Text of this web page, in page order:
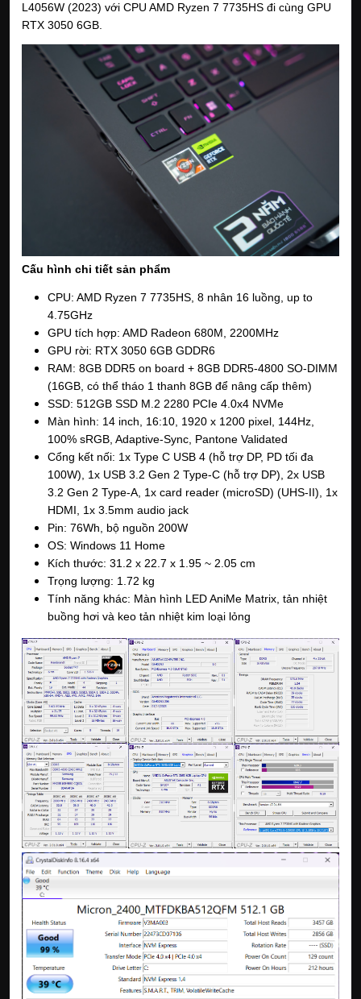
L4056W (2023) với CPU AMD Ryzen 7 7735HS đi cùng GPU
RTX 3050 6GB.
Cấu hình chi tiết sản phẩm
CPU: AMD Ryzen 7 7735HS, 8 nhân 16 luồng, up to
4.75GHz
GPU tích hợp: AMD Radeon 680M, 2200MHz
GPU rời: RTX 3050 6GB GDDR6
RAM: 8GB DDR5 on board + 8GB DDR5-4800 SO-DIMM
(16GB, có thể tháo 1 thanh 8GB để nâng cấp thêm)
SSD: 512GB SSD M.2 2280 PCIe 4.0x4 NVMe
Màn hình: 14 inch, 16:10, 1920 x 1200 pixel, 144Hz,
100% sRGB, Adaptive-Sync, Pantone Validated
Cổng kết nối: 1x Type C USB 4 (hỗ trợ DP, PD tối đa
100W), 1x USB 3.2 Gen 2 Type-C (hỗ trợ DP), 2x USB
3.2 Gen 2 Type-A, 1x card reader (microSD) (UHS-II), 1x
HDMI, 1x 3.5mm audio jack
Pin: 76Wh, bộ nguồn 200W
OS: Windows 11 Home
Kích thước: 31.2 x 22.7 x 1.95 ~ 2.05 cm
Trọng lượng: 1.72 kg
Tính năng khác: Màn hình LED AniMe Matrix, tản nhiệt
buồng hơi và keo tản nhiệt kim loại lỏng